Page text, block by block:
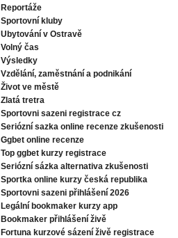
Reportáže
Sportovní kluby
Ubytování v Ostravě
Volný čas
Výsledky
Vzdělání, zaměstnání a podnikání
Život ve městě
Zlatá tretra
Sportovni sazeni registrace cz
Seriózní sazka online recenze zkušenosti
Ggbet online recenze
Top ggbet kurzy registrace
Seriózní sázka alternativa zkušenosti
Sportka online kurzy česká republika
Sportovni sazeni přihlášení 2026
Legální bookmaker kurzy app
Bookmaker přihlášení živě
Fortuna kurzové sázení živě registrace